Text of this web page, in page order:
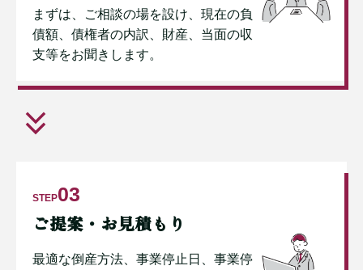
まずは、ご相談の場を設け、現在の負
債額、債権者の内訳、財産、当面の収
支等をお聞きします。
STEP03
ご提案・お見積もり
最適な倒産方法、事業停止日、事業停